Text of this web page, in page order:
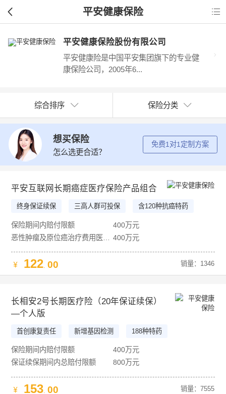
平安健康保险 
平安健康保险股份有限公司
平安健康险是中国平安集团旗下的专业健
康保险公司，2005年6...
综合排序 保险分类
想买保险
怎么选更合适？
免费1对1定制方案
平安互联网长期癌症医疗保险产品组合
终身保证续保 三高人群可投保
含120种抗癌特药
赠质子重离子保障
保险期间内赔付限额
400万元
400万元
122. 00 销量：1346
长相安2号长期医疗险（20年保证续保）
—个人版
首创康复责任 新增基因检测
188种特药
9+1项健康服务权益
保险期间内赔付限额
400万元
保证续保期间内总赔付限额
800万元
153. 00 销量：7555